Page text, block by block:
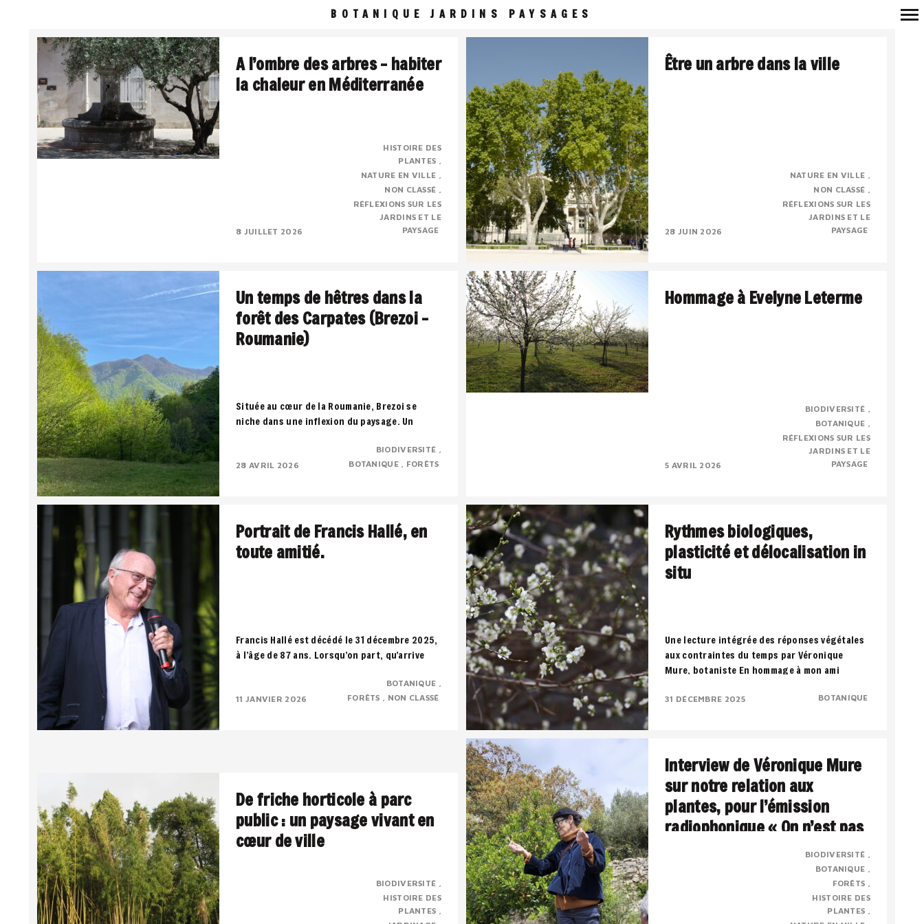
principale
BOTANIQUE JARDINS PAYSAGES
A l’ombre des arbres – habiter
la chaleur en Méditerranée
La Méditerranée, une civilisation de l’ombre
Le sud intériorisé, presque mystique dont la
lumière a quelque chose à voir avec le sacré.
8 JUILLET 2026
HISTOIRE DES
PLANTES
NATURE EN VILLE
NON CLASSÉ
RÉFLEXIONS SUR LES
JARDINS ET LE
PAYSAGE
Être un arbre dans la ville
Véronique Mure, botaniste, membre
correspondant de l’Académie d’Arles
Conférence du 17 mai 2026, à l’occasion de la
28 JUIN 2026
NATURE EN VILLE
NON CLASSÉ
RÉFLEXIONS SUR LES
JARDINS ET LE
PAYSAGE
Un temps de hêtres dans la
forêt des Carpates (Brezoi –
Roumanie)
Située au cœur de la Roumanie, Brezoi se
niche dans une inflexion du paysage. Un
28 AVRIL 2026
BIODIVERSITÉ
BOTANIQUE
FORÊTS
Hommage à Evelyne Leterme
Evelyne Leterme vient de nous quitter
prématurément. Je voudrai rendre un
hommage personnel, pour dire combien j’ai
5 AVRIL 2026
BIODIVERSITÉ
BOTANIQUE
RÉFLEXIONS SUR LES
JARDINS ET LE
PAYSAGE
Portrait de Francis Hallé, en
toute amitié.
Francis Hallé est décédé le 31 décembre 2025,
à l’âge de 87 ans. Lorsqu’on part, qu’arrive
11 JANVIER 2026
BOTANIQUE
FORÊTS
NON CLASSÉ
Rythmes biologiques,
plasticité et délocalisation in
situ
Une lecture intégrée des réponses végétales
aux contraintes du temps par Véronique
Mure, botaniste En hommage à mon ami
31 DÉCEMBRE 2025 BOTANIQUE
De friche horticole à parc
public : un paysage vivant en
cœur de ville
Une pépinière urbaine transformée en parc
BIODIVERSITÉ
HISTOIRE DES
PLANTES
Interview de Véronique Mure
sur notre relation aux
plantes, pour l’émission
radiophonique « On n’est pas
sorti des ronces » par Jordan
Herlem – novembre 2022.
Présentation : Véronique MURE est botaniste
BIODIVERSITÉ
BOTANIQUE
FORÊTS
HISTOIRE DES
PLANTES